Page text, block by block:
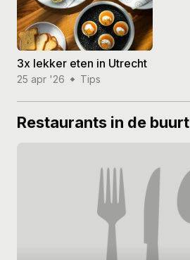
3x lekker eten in Utrecht
25 apr '26 Tips
Restaurants in de buurt